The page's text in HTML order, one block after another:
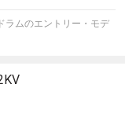
ラムのエントリー・モデ